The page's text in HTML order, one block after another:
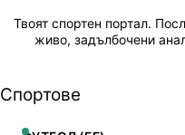
Твоят спортен портал.
живо, задълбочени
Спортове